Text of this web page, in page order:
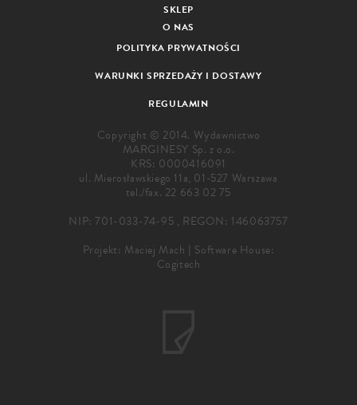
SKLEP
O NAS
POLITYKA PRYWATNOŚCI
WARUNKI SPRZEDAŻY I DOSTAWY
REGULAMIN
Copyright © 2014. Wydawnictwo
MARGINESY Sp. z o.o.
KRS: 0000416091
ul. Mierosławskiego 11a, 01-527 Warszawa
tel./fax. 22 663 02 75
NIP: 701-033-74-95 , REGON: 146063757
Projekt: Maciej Mach | Software House:
Cogitech